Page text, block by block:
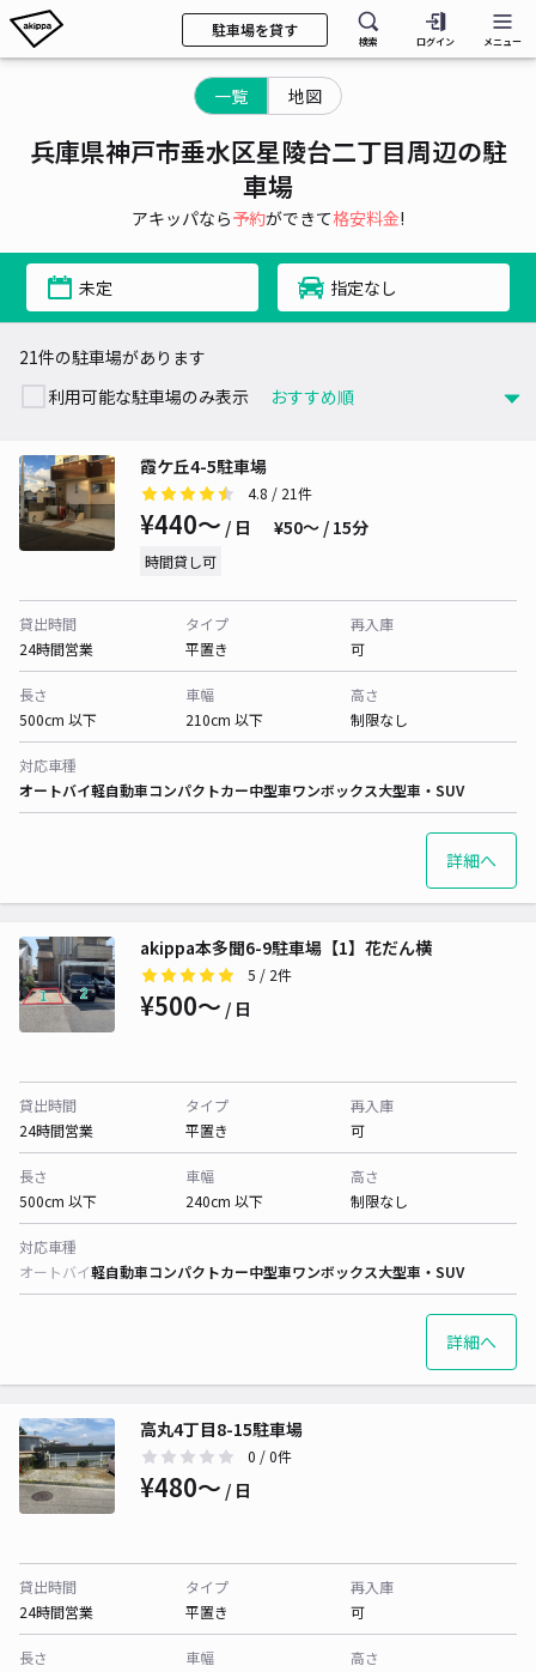
駐車場を貸す
検索 ログイン メニュー
一覧 地図
兵庫県神戸市垂水区星陵台二丁目周辺の駐
車場
アキッパなら予約ができて格安料金!
未定 指定なし
21件の駐車場があります
利用可能な駐車場のみ表示
霞ケ丘4-5駐車場
4.8 / 21件
¥440〜 / 日 ¥50〜 / 15分
時間貸し可
貸出時間
24時間営業
タイプ
平置き
再入庫
可
長さ
500cm 以下
車幅
210cm 以下
高さ
制限なし
対応車種
オートバイ軽自動車コンパクトカー中型車ワンボックス大型車・SUV
詳細へ
akippa本多聞6-9駐車場【1】花だん横
5 / 2件
¥500〜 / 日
貸出時間
24時間営業
タイプ
平置き
再入庫
可
長さ
500cm 以下
車幅
240cm 以下
高さ
制限なし
対応車種
オートバイ軽自動車コンパクトカー中型車ワンボックス大型車・SUV
詳細へ
高丸4丁目8-15駐車場
0 / 0件
¥480〜 / 日
貸出時間
24時間営業
タイプ
平置き
再入庫
可
長さ
車幅
高さ